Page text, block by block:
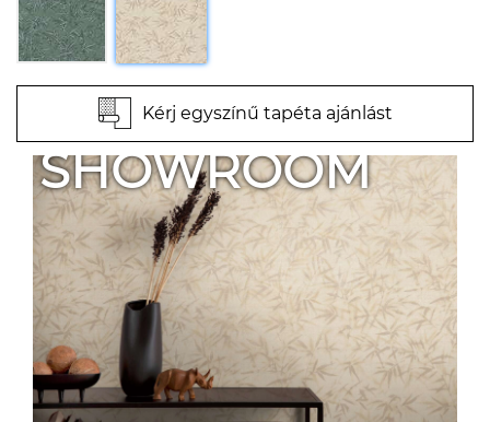
Kérj egyszínű tapéta ajánlást
SHOWROOM